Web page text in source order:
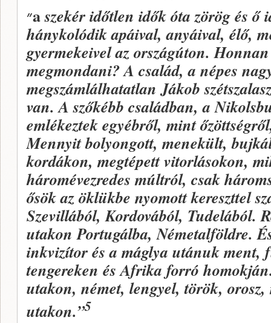
״aszekér időtlen idők óta zörög és ő
hánykolódik apáival, anyáival, élő,
gyermekeivel az országúton.
megmondani? A család, a népes
megszámlálhatatlan Jákob
van. A szőkébb családban, a
emlékeztek egyébről, mint
Mennyit bolyongott,menekült,
kordákon, megtépett vitorlásokon,
háromévezredes múltról, csak
ősök az öklükbe nyomottkereszttel
Szevillából, Kordovából, Tudelából.
utakon Portugálba, Németalföldre.
inkvizítor és a máglya utánuk ment,
tengereken és Afrika forró
utakon, német, lengyel, török, orosz,
utakon.”5